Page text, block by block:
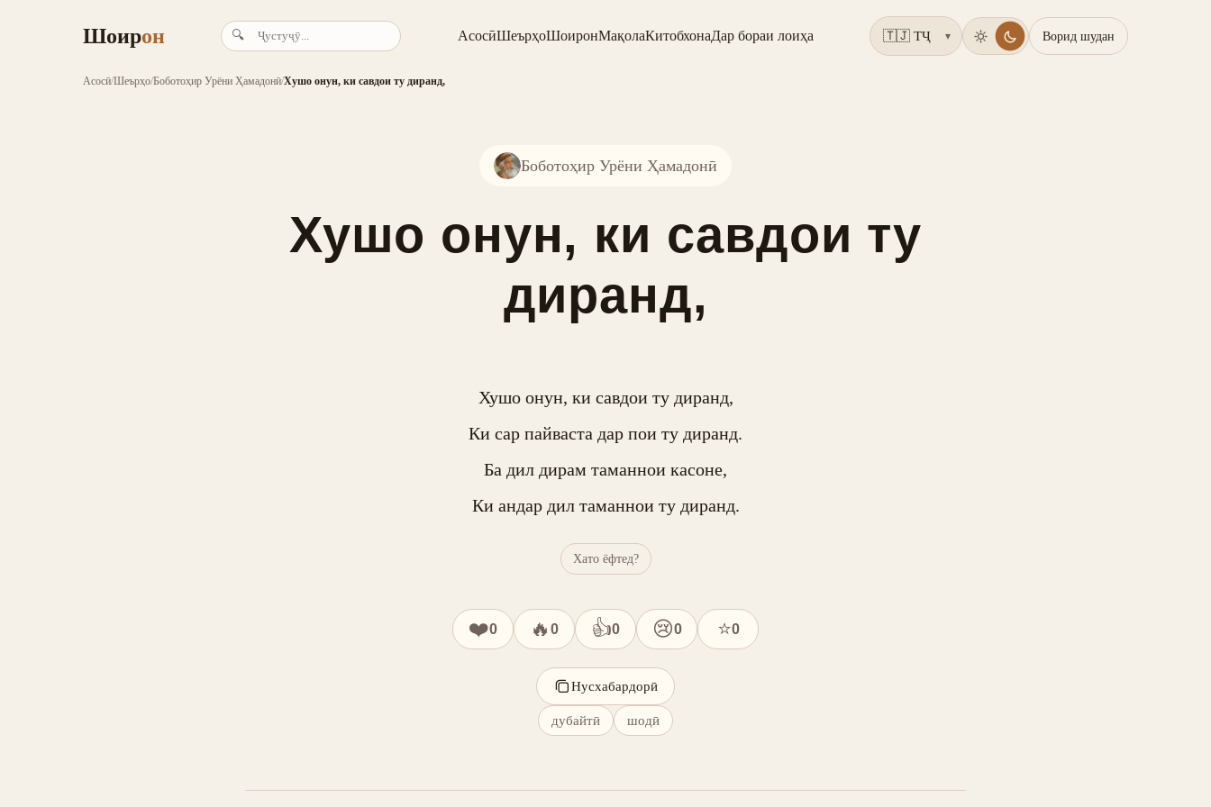
Шоирон 🔍 АсосӣШеърҳоШоиронМақолаКитобхонаДар бораи лоиҳа ▾ Ворид шудан
Асосӣ/Шеърҳо/Боботоҳир Урёни Ҳамадонӣ/Хушо онун, ки савдои ту диранд,
Боботоҳир Урёни Ҳамадонӣ
Хушо онун, ки савдои ту
диранд,
Хушо онун, ки савдои ту диранд,
Ки сар пайваста дар пои ту диранд.
Ба дил дирам таманнои касоне,
Ки андар дил таманнои ту диранд.
Хато ёфтед?
❤️0 🔥 0 👍0 😢0 ⭐0
Нусхабардорӣ
дубайтӣ шодӣ